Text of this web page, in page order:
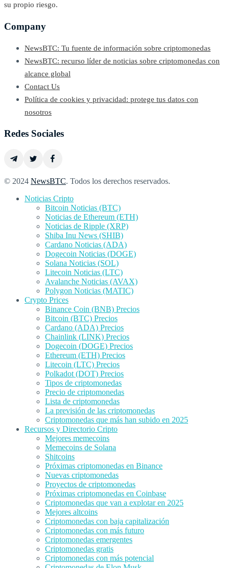
su propio riesgo.
Company
NewsBTC: Tu fuente de información sobre criptomonedas
NewsBTC: recurso líder de noticias sobre criptomonedas con
alcance global
Contact Us
Política de cookies y privacidad: protege tus datos con
nosotros
Redes Sociales
© 2024 NewsBTC. Todos los derechos reservados.
Noticias Cripto
Bitcoin Noticias (BTC)
Noticias de Ethereum (ETH)
Noticias de Ripple (XRP)
Shiba Inu News (SHIB)
Cardano Noticias (ADA)
Dogecoin Noticias (DOGE)
Solana Noticias (SOL)
Litecoin Noticias (LTC)
Avalanche Noticias (AVAX)
Polygon Noticias (MATIC)
Crypto Prices
Binance Coin (BNB) Precios
Bitcoin (BTC) Precios
Cardano (ADA) Precios
Chainlink (LINK) Precios
Dogecoin (DOGE) Precios
Ethereum (ETH) Precios
Litecoin (LTC) Precios
Polkadot (DOT) Precios
Tipos de criptomonedas
Precio de criptomonedas
Lista de criptomonedas
La previsión de las criptomonedas
Criptomonedas que más han subido en 2025
Recursos y Directorio Cripto
Mejores memecoins
Memecoins de Solana
Shitcoins
Próximas criptomonedas en Binance
Nuevas criptomonedas
Proyectos de criptomonedas
Próximas criptomonedas en Coinbase
Criptomonedas que van a explotar en 2025
Mejores altcoins
Criptomonedas con baja capitalización
Criptomonedas con más futuro
Criptomonedas emergentes
Criptomonedas gratis
Criptomonedas con más potencial